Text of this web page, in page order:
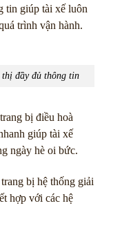
tin giúp tài xế luôn
trình vận hành.
đầy đủ thông tin
bị điều hoà
giúp tài xế
ngày hè oi bức.
bị hệ thống giải
hợp với các hệ